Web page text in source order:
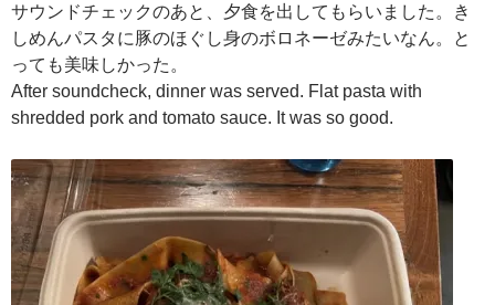
サウンドチェックのあと、夕食を出してもらいました。き
しめんパスタに豚のほぐし身のボロネーゼみたいなん。と
っても美味しかった。
After soundcheck, dinner was served. Flat pasta with
shredded pork and tomato sauce. It was so good.